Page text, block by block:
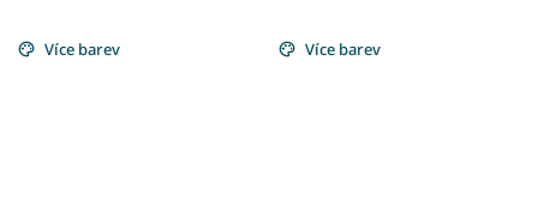
Více barev Více barev